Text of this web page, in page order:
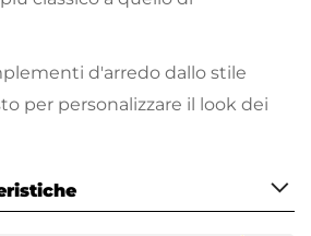
d'arredo dallo stile
per personalizzare il look dei